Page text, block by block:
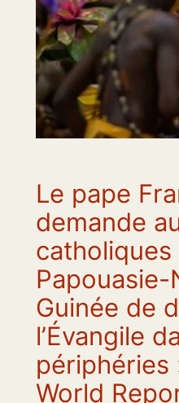
Le pape
demande
catholiques
Papouasie-
Guinée de
l’Évangile
périphéries
World